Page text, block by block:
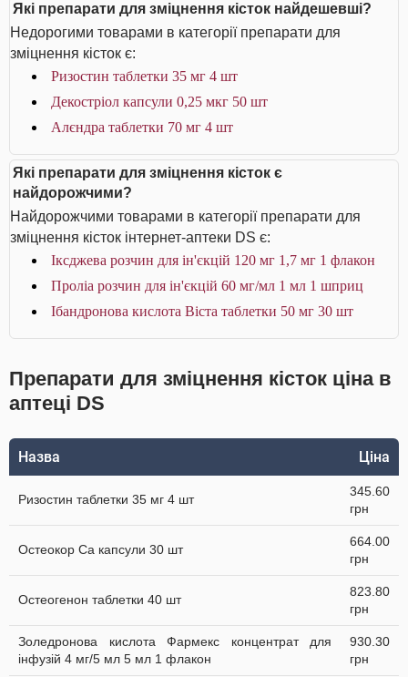
Які препарати для зміцнення кісток найдешевші?
Недорогими товарами в категорії препарати для
зміцнення кісток є:
Ризостин таблетки 35 мг 4 шт
Декостріол капсули 0,25 мкг 50 шт
Алєндра таблетки 70 мг 4 шт
Які препарати для зміцнення кісток є
найдорожчими?
Найдорожчими товарами в категорії препарати для
зміцнення кісток інтернет-аптеки DS є:
Іксджева розчин для ін'єкцій 120 мг 1,7 мг 1 флакон
Проліа розчин для ін'єкцій 60 мг/мл 1 мл 1 шприц
Ібандронова кислота Віста таблетки 50 мг 30 шт
Препарати для зміцнення кісток ціна в
аптеці DS
Назва Ціна
Ризостин таблетки 35 мг 4 шт
345.60
грн
Остеокор Cа капсули 30 шт
664.00
грн
Остеогенон таблетки 40 шт
823.80
грн
Золедронова кислота Фармекс концентрат для
інфузій 4 мг/5 мл 5 мл 1 флакон
930.30
грн